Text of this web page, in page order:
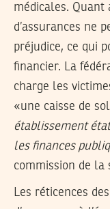
médicales. Quant
d’assurances ne
préjudice, ce qui
financier. La
charge les
«une caisse de
établissement
les finances
commission de la
Les réticences